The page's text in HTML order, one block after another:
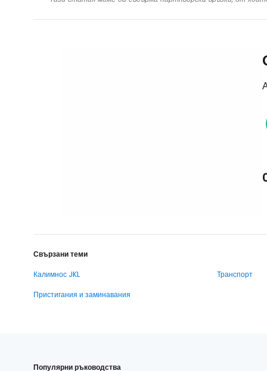
Свързани теми
Калимнос JKL
Транспорт
Пристигания и заминавания
Популярни ръководства